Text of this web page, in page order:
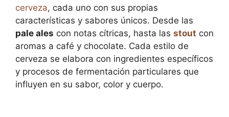
cerveza, cada uno con sus propias
características y sabores únicos. Desde las
pale ales con notas cítricas, hasta las stout con
aromas a café y chocolate. Cada estilo de
cerveza se elabora con ingredientes específicos
y procesos de fermentación particulares que
influyen en su sabor, color y cuerpo.